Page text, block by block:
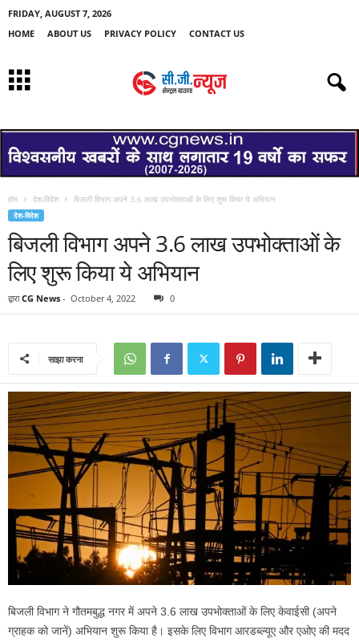
FRIDAY, AUGUST 7, 2026
HOME
ABOUT US PRIVACY POLICY CONTACT US
होम देश-विदेश बिजली विभाग अपने 3.6 लाख उपभोक्ताओं के लिए शुरू किया ये अभियान
देश-विदेश
बिजली विभाग अपने 3.6 लाख उपभोक्ताओं के
लिए शुरू किया ये अभियान
द्वारा CG News - October 4, 2022 0
साझा करना
बिजली विभाग ने गौतमबुद्ध नगर में अपने 3.6 लाख उपभोक्ताओं के लिए केवाईसी (अपने
ग्राहक को जानें) अभियान शुरू किया है। इसके लिए विभाग आरडब्ल्यूए और एओए की मदद